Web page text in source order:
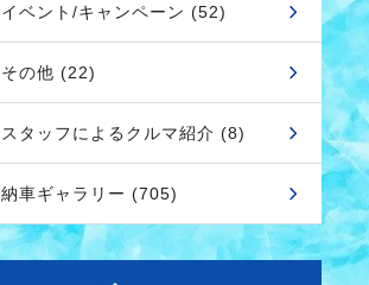
イベント/キャンペーン (52)
その他 (22)
スタッフによるクルマ紹介 (8)
納車ギャラリー (705)